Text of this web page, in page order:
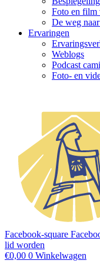
Foto en film
De weg
Ervaringen
Weblogs
Podcast
Foto- en
Facebook-square
lid worden
€0,00 0 Winkelwagen